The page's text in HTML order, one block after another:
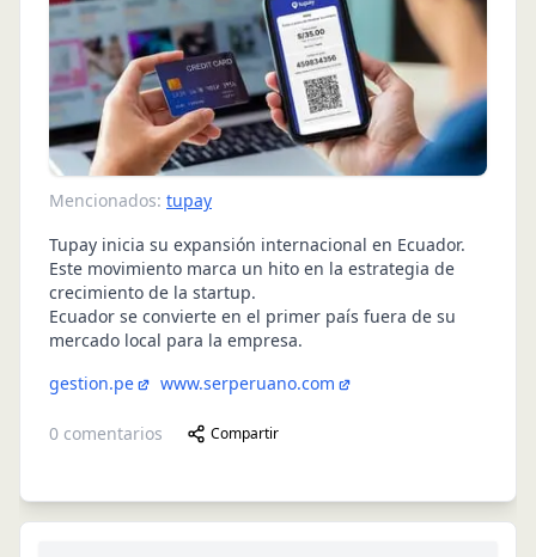
Mencionados: tupay
Tupay inicia su expansión internacional en Ecuador.
Este movimiento marca un hito en la estrategia de
crecimiento de la startup.
Ecuador se convierte en el primer país fuera de su
mercado local para la empresa.
gestion.pe
www.serperuano.com
0 comentarios Compartir